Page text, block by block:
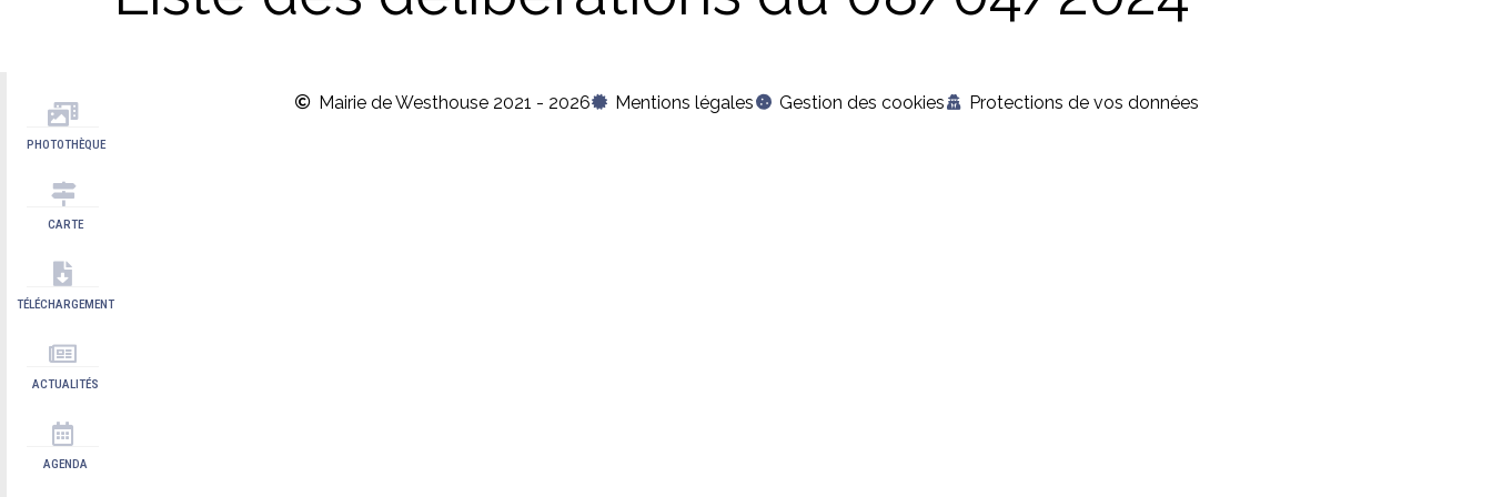
PHOTOTHÈQUE
CARTE
TÉLÉCHARGEMENT
ACTUALITÉS
AGENDA
Mairie de Westhouse 2021 - 2026 Mentions légales Gestion des cookies Protections de vos données